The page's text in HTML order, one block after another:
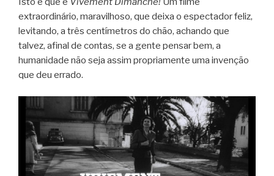
extraordinário, maravilhoso, que deixa o espectador feliz,
levitando, a três centímetros do chão, achando que
talvez, afinal de contas, se a gente pensar bem, a
humanidade não seja assim propriamente uma invenção
que deu errado.